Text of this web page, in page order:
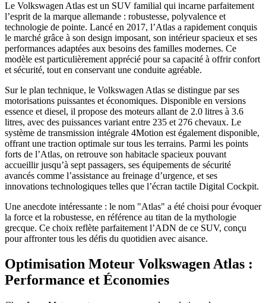
Le Volkswagen Atlas est un SUV familial qui incarne parfaitement
l’esprit de la marque allemande : robustesse, polyvalence et
technologie de pointe. Lancé en 2017, l’Atlas a rapidement conquis
le marché grâce à son design imposant, son intérieur spacieux et ses
performances adaptées aux besoins des familles modernes. Ce
modèle est particulièrement apprécié pour sa capacité à offrir confort
et sécurité, tout en conservant une conduite agréable.
Sur le plan technique, le Volkswagen Atlas se distingue par ses
motorisations puissantes et économiques. Disponible en versions
essence et diesel, il propose des moteurs allant de 2.0 litres à 3.6
litres, avec des puissances variant entre 235 et 276 chevaux. Le
système de transmission intégrale 4Motion est également disponible,
offrant une traction optimale sur tous les terrains. Parmi les points
forts de l’Atlas, on retrouve son habitacle spacieux pouvant
accueillir jusqu’à sept passagers, ses équipements de sécurité
avancés comme l’assistance au freinage d’urgence, et ses
innovations technologiques telles que l’écran tactile Digital Cockpit.
Une anecdote intéressante : le nom "Atlas" a été choisi pour évoquer
la force et la robustesse, en référence au titan de la mythologie
grecque. Ce choix reflète parfaitement l’ADN de ce SUV, conçu
pour affronter tous les défis du quotidien avec aisance.
Optimisation Moteur Volkswagen Atlas :
Performance et Économies